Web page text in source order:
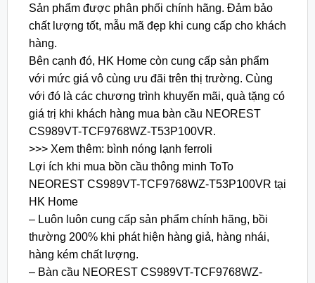
Sản phẩm được phân phối chính hãng. Đảm bảo
chất lượng tốt, mẫu mã đẹp khi cung cấp cho khách
hàng.
Bên cạnh đó, HK Home còn cung cấp sản phẩm
với mức giá vô cùng ưu đãi trên thị trường. Cùng
với đó là các chương trình khuyến mãi, quà tặng có
giá trị khi khách hàng mua bàn cầu NEOREST
CS989VT-TCF9768WZ-T53P100VR.
>>> Xem thêm: bình nóng lạnh ferroli
Lợi ích khi mua bồn cầu thông minh ToTo
NEOREST CS989VT-TCF9768WZ-T53P100VR tại
HK Home
– Luôn luôn cung cấp sản phẩm chính hãng, bồi
thường 200% khi phát hiện hàng giả, hàng nhái,
hàng kém chất lượng.
– Bàn cầu NEOREST CS989VT-TCF9768WZ-